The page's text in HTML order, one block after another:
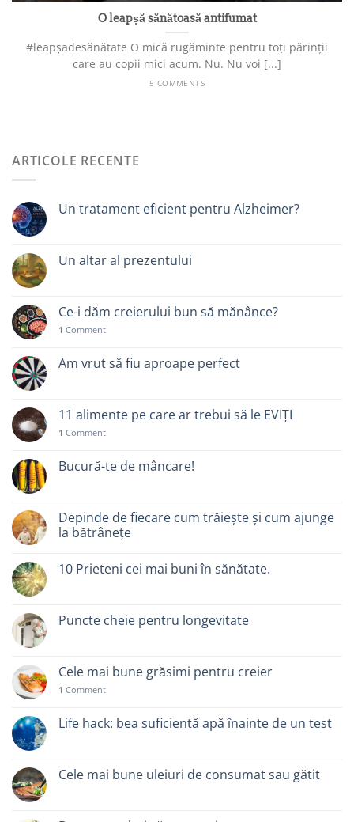
O leapșă sănătoasă antifumat
#leapșadesănătate O mică rugăminte pentru toți părinții
care au copii mici acum. Nu. Nu voi [...]
5 COMMENTS
ARTICOLE RECENTE
Un tratament eficient pentru Alzheimer?
Un altar al prezentului
Ce-i dăm creierului bun să mănânce?
1 Comment
Am vrut să fiu aproape perfect
11 alimente pe care ar trebui să le EVIȚI
1 Comment
Bucură-te de mâncare!
Depinde de fiecare cum trăiește și cum ajunge
la bătrânețe
10 Prieteni cei mai buni în sănătate.
Puncte cheie pentru longevitate
Cele mai bune grăsimi pentru creier
1 Comment
Life hack: bea suficientă apă înainte de un test
Cele mai bune uleiuri de consumat sau gătit